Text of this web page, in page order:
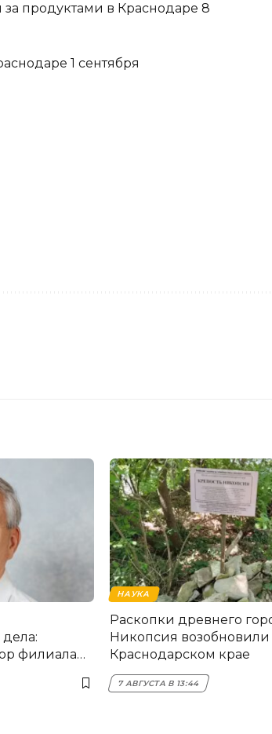
продуктами в Краснодаре 8
1 сентября
филиала
НАУКА
Раскопки древнего
Никопсия возобновили
Краснодарском крае
7 АВГУСТА В 13:44